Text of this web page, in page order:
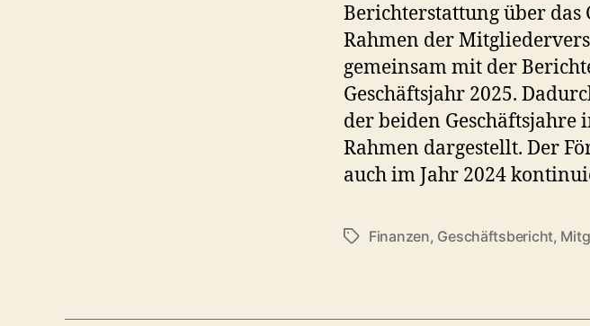
Berichterstattung über das
Rahmen der
gemeinsam mit der
Geschäftsjahr 2025.
der beiden Geschäftsjahre
Rahmen dargestellt. Der
auch im Jahr 2024
Schlagwörter
Finanzen, Geschäftsbericht,